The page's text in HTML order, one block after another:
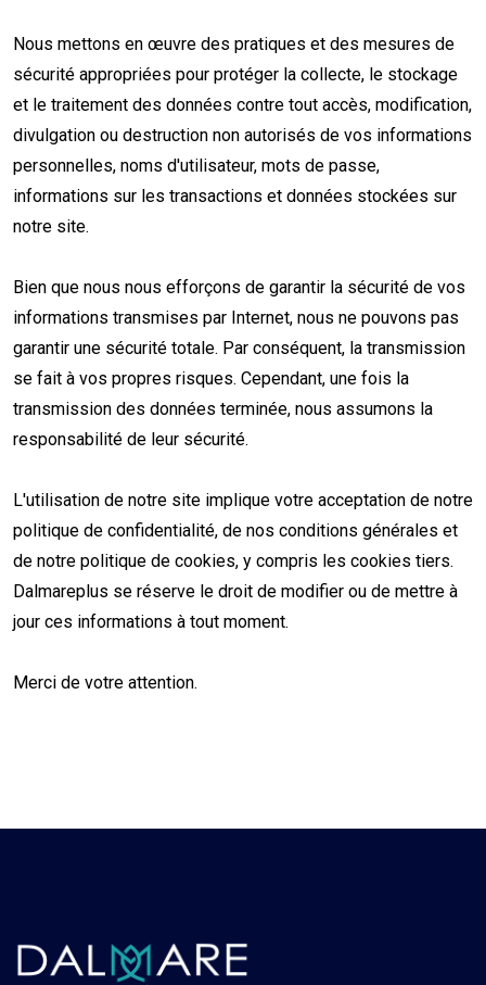
Nous mettons en œuvre des pratiques et des mesures de
sécurité appropriées pour protéger la collecte, le stockage
et le traitement des données contre tout accès, modification,
divulgation ou destruction non autorisés de vos informations
personnelles, noms d'utilisateur, mots de passe,
informations sur les transactions et données stockées sur
notre site.
Bien que nous nous efforçons de garantir la sécurité de vos
informations transmises par Internet, nous ne pouvons pas
garantir une sécurité totale. Par conséquent, la transmission
se fait à vos propres risques. Cependant, une fois la
transmission des données terminée, nous assumons la
responsabilité de leur sécurité.
L'utilisation de notre site implique votre acceptation de notre
politique de confidentialité, de nos conditions générales et
de notre politique de cookies, y compris les cookies tiers.
Dalmareplus se réserve le droit de modifier ou de mettre à
jour ces informations à tout moment.
Merci de votre attention.